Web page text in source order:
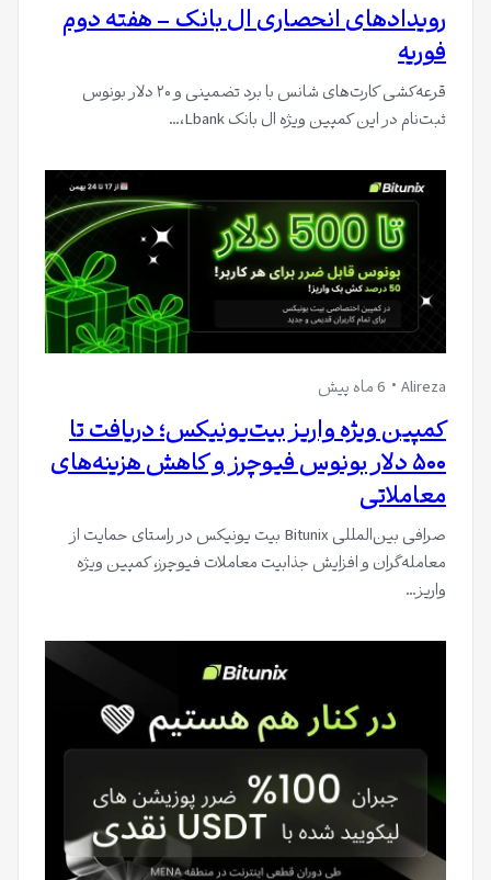
رویدادهای انحصاری ال بانک – هفته دوم
فوریه
قرعه‌کشی کارت‌های شانس با برد تضمینی و ۲۰ دلار بونوس
ثبت‌نام در این کمپین ویژه ال بانک Lbank،…
Alireza 6 ماه پیش
کمپین ویژه واریز بیت‌یونیکس؛ دریافت تا
۵۰۰ دلار بونوس فیوچرز و کاهش هزینه‌های
معاملاتی
صرافی بین‌المللی Bitunix بیت یونیکس در راستای حمایت از
معامله‌گران و افزایش جذابیت معاملات فیوچرز، کمپین ویژه
واریز…